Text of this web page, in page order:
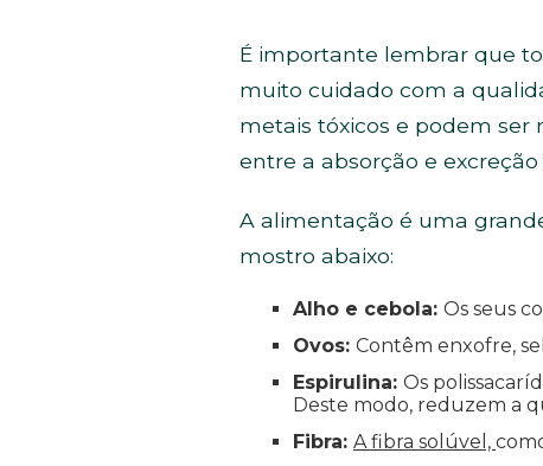
É importante lembrar que
muito cuidado com a
metais tóxicos e podem ser
entre a absorção e
A alimentação é uma
mostro abaixo:
Alho e cebola: Os seus
Ovos: Contêm enxofre,
Espirulina: Os
Deste modo, reduzem a
Fibra: A fibra solúvel,